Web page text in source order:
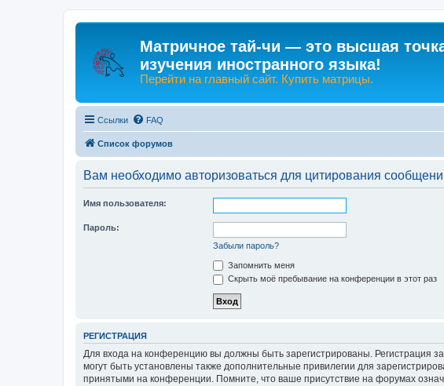
Матричное тай-чи — это высшая
изучения иностранного языка!
Перейти на главный сайт. Купить матрицы.
Ссылки FAQ
Список форумов
Вам необходимо авторизоваться для цитирования
Имя пользователя:
Пароль:
Забыли пароль?
Запомнить меня
Скрыть моё пребывание на конференции в этот раз
РЕГИСТРАЦИЯ
Для входа на конференцию вы должны быть зарегистрированы. Регистрация
могут быть установлены также дополнительные привилегии для
принятыми на конференции. Помните, что ваше присутствие на форумах